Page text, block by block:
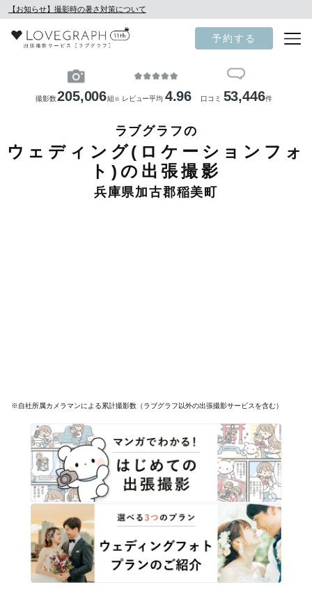
【お知らせ】撮影時の暑さ対策について
予約する
撮影数205,006組 ※ レビュー平均 4.96 口コミ 53,446件
ラブグラフの
ウェディング(ロケーションフォ
ト)の出張撮影
兵庫県加古郡稲美町
※自社所属カメラマンによる累計撮影数（ラブグラフ以外の出張撮影サービスを含む）